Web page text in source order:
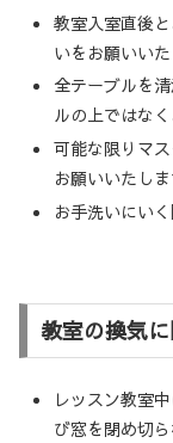
教室入室直後
いをお願いいた
全テーブルを
ルの上ではな
可能な限りマ
お願いいたしま
お手洗いにい
教室の換気
レッスン教室
び窓を閉め切